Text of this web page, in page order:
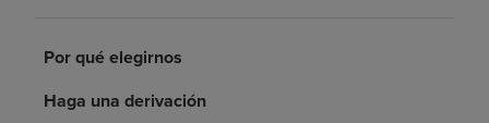
Pacientes y cuidadores
Por qué elegirnos
Haga una derivación